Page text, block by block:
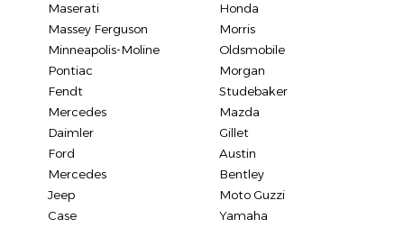
Maserati
Honda
Massey Ferguson
Morris
Minneapolis-Moline
Oldsmobile
Pontiac
Morgan
Fendt
Studebaker
Mercedes
Mazda
Daimler
Gillet
Ford
Austin
Mercedes
Bentley
Jeep
Moto Guzzi
Case
Yamaha